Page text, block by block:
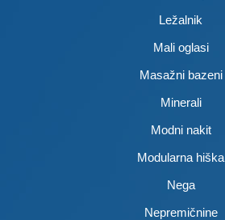
Ležalnik
Mali oglasi
Masažni bazeni
Minerali
Modni nakit
Modularna hiška
Nega
Nepremičnine